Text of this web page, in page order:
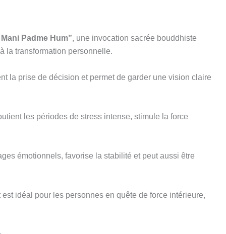
Padme Hum”, une invocation sacrée bouddhiste
la transformation personnelle.
la prise de décision et permet de garder une vision claire
les périodes de stress intense, stimule la force
émotionnels, favorise la stabilité et peut aussi être
idéal pour les personnes en quête de force intérieure,